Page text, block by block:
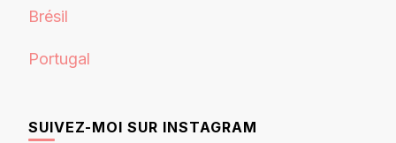
Brésil
Portugal
SUIVEZ-MOI SUR INSTAGRAM